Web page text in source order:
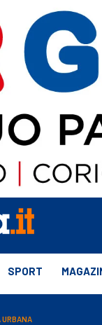
SPORT
URBANA